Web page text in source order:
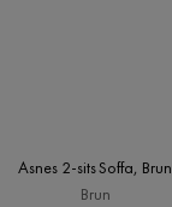
Asnes 2-sits Soffa, Brun
Brun